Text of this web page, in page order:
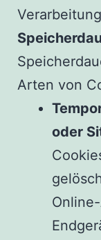
Arten von
oder